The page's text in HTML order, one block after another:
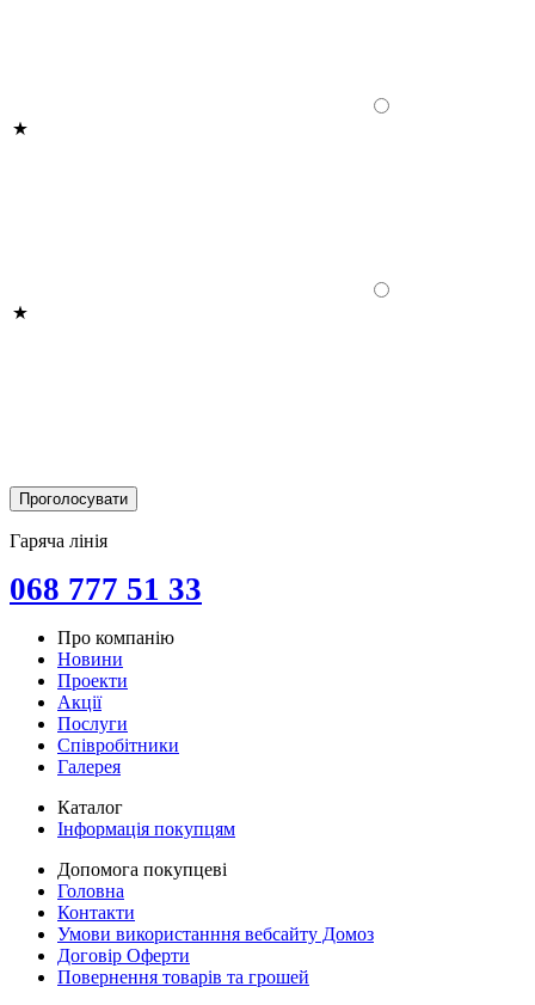
Гаряча лінія
068 777 51 33
Про компанію
Новини
Проекти
Акції
Послуги
Співробітники
Галерея
Каталог
Інформація покупцям
Допомога покупцеві
Головна
Контакти
Умови використанння вебсайту Домоз
Договір Оферти
Повернення товарів та грошей